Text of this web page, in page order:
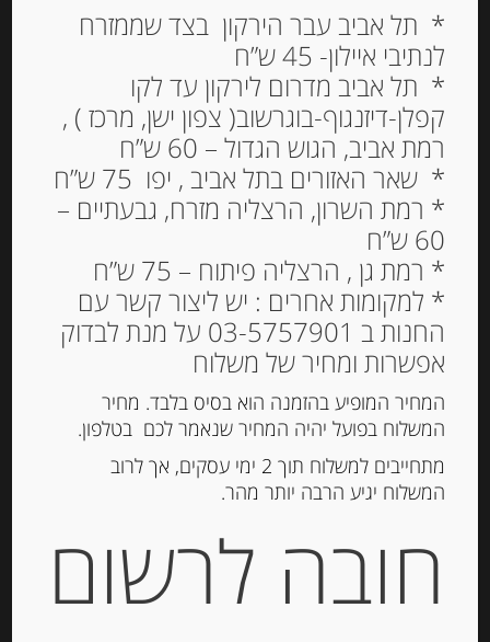
גבינת עזים למריחה “לה
קאברט” 12% שומן La
Cabrette
₪22.00
הוספה לסל
מק"ט: 3184670015360
גבינות למריחה
* תל אביב עבר הירקון בצד שממזרח
לנתיבי איילון- 45 ש”ח
* תל אביב מדרום לירקון עד לקו
קפלן-דיזנגוף-בוגרשוב( צפון ישן, מרכז ) ,
רמת אביב, הגוש הגדול – 60 ש”ח
* שאר האזורים בתל אביב , יפו 75 ש”ח
* רמת השרון, הרצליה מזרח, גבעתיים –
60 ש”ח
* רמת גן , הרצליה פיתוח – 75 ש”ח
* למקומות אחרים : יש ליצור קשר עם
החנות ב 03-5757901 על מנת לבדוק
אפשרות ומחיר של משלוח
המחיר המופיע בהזמנה הוא בסיס בלבד. מחיר
המשלוח בפועל יהיה המחיר שנאמר לכם בטלפון.
מתחייבים למשלוח תוך 2 ימי עסקים, אך לרוב
המשלוח יגיע הרבה יותר מהר.
חובה לרשום